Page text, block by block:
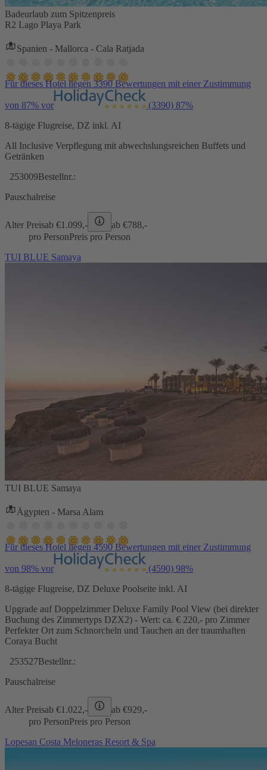
Badeurlaub zum Spitzenpreis
R2 Lago Playa Park
Spanien - Mallorca - Cala Ratjada
Für dieses Hotel liegen 3390 Bewertungen mit einer Zustimmung
von 87% vor (3390) 87%
8-tägige Flugreise, DZ inkl. AI
All Inclusive Verpflegung mit abwechslungsreichen Buffets und
Getränken
253009Bestellnr.:
Pauschalreise
Alter Preisab €1.099,- ab €788,-
pro PersonPreis pro Person
TUI BLUE Samaya
TUI BLUE Samaya
Ägypten - Marsa Alam
Für dieses Hotel liegen 4590 Bewertungen mit einer Zustimmung
von 98% vor (4590) 98%
8-tägige Flugreise, DZ Deluxe Poolseite inkl. AI
Upgrade auf Doppelzimmer Deluxe Family Pool View (bei direkter
Buchung des Zimmertyps DZX2) - Wert: ca. € 220,- pro Zimmer
Perfekter Ort zum Schnorcheln und Tauchen an der traumhaften
Coraya Bucht
253527Bestellnr.:
Pauschalreise
Alter Preisab €1.022,- ab €929,-
pro PersonPreis pro Person
Lopesan Costa Meloneras Resort & Spa